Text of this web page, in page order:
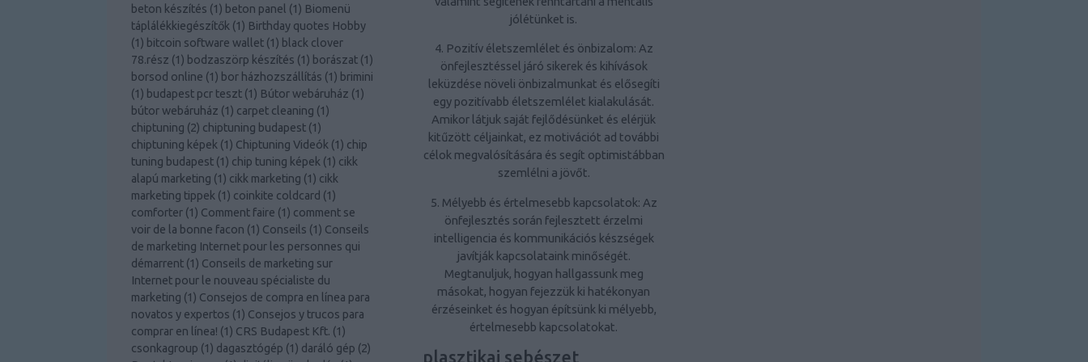
beton készítés (1) beton panel (1) Biomenü
táplálékkiegészítők (1) Birthday quotes Hobby
(1) bitcoin software wallet (1) black clover
78.rész (1) bodzaszörp készítés (1) borászat (1)
borsod online (1) bor házhozszállítás (1) brimini
(1) budapest pcr teszt (1) Bútor webáruház (1)
bútor webáruház (1) carpet cleaning (1)
chiptuning (2) chiptuning budapest (1)
chiptuning képek (1) Chiptuning Videók (1) chip
tuning budapest (1) chip tuning képek (1) cikk
alapú marketing (1) cikk marketing (1) cikk
marketing tippek (1) coinkite coldcard (1)
comforter (1) Comment faire (1) comment se
voir de la bonne facon (1) Conseils (1) Conseils
de marketing Internet pour les personnes qui
démarrent (1) Conseils de marketing sur
Internet pour le nouveau spécialiste du
marketing (1) Consejos de compra en línea para
novatos y expertos (1) Consejos y trucos para
comprar en línea! (1) CRS Budapest Kft. (1)
csonkagroup (1) dagasztógép (1) daráló gép (2)
jólétünket is.
4. Pozitív életszemlélet és önbizalom: Az
önfejlesztéssel járó sikerek és kihívások
leküzdése növeli önbizalmunkat és elősegíti
egy pozitívabb életszemlélet kialakulását.
Amikor látjuk saját fejlődésünket és elérjük
kitűzött céljainkat, ez motivációt ad további
célok megvalósítására és segít optimistábban
szemlélni a jövőt.
5. Mélyebb és értelmesebb kapcsolatok: Az
önfejlesztés során fejlesztett érzelmi
intelligencia és kommunikációs készségek
javítják kapcsolataink minőségét.
Megtanuljuk, hogyan hallgassunk meg
másokat, hogyan fejezzük ki hatékonyan
érzéseinket és hogyan építsünk ki mélyebb,
értelmesebb kapcsolatokat.
plasztikai sebészet